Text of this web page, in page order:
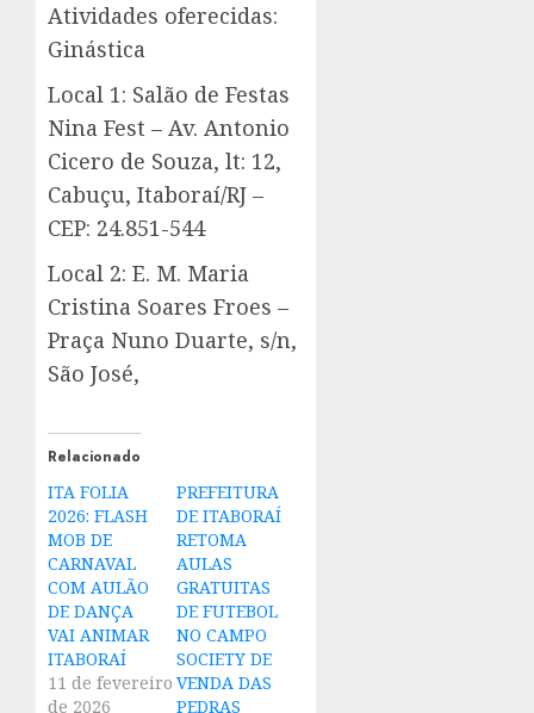
Atividades oferecidas:
Ginástica
Local 1: Salão de Festas
Nina Fest – Av. Antonio
Cicero de Souza, lt: 12,
Cabuçu, Itaboraí/RJ –
CEP: 24.851-544
Local 2: E. M. Maria
Cristina Soares Froes –
Praça Nuno Duarte, s/n,
São José,
Relacionado
ITA FOLIA
2026: FLASH
MOB DE
CARNAVAL
COM AULÃO
DE DANÇA
VAI ANIMAR
ITABORAÍ
11 de fevereiro
de 2026
PREFEITURA
DE ITABORAÍ
RETOMA
AULAS
GRATUITAS
DE FUTEBOL
NO CAMPO
SOCIETY DE
VENDA DAS
PEDRAS